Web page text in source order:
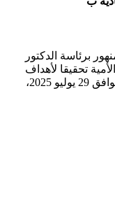
برئاسة الدكتور
تحقيقا لأهداف
التنمية المستدامة، انطلقت اليوم الثلاثاء الموافق 29 يوليو 2025،